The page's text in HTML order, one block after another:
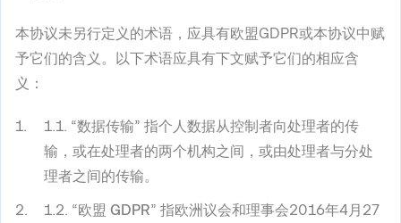
本协议未另行定义的术语，应具有欧盟GDPR或本协议中赋
予它们的含义。以下术语应具有下文赋予它们的相应含
义：
1.1. “数据传输” 指个人数据从控制者向处理者的传
输，或在处理者的两个机构之间，或由处理者与分处
理者之间的传输。
1.2. “欧盟 GDPR” 指欧洲议会和理事会2016年4月27